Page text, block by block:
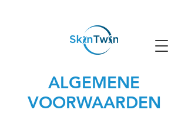
ALGEMENE
VOORWAARDEN